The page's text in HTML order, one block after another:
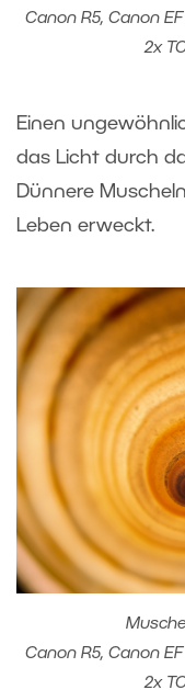
Canon R5, Canon
2x
Einen
das Licht durch
Dünnere
Leben erweckt.
Canon R5, Canon
2x